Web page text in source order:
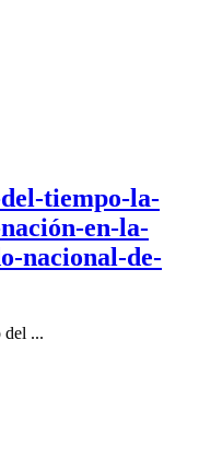
tiempo-la-
en-la-
nacional-de-
del ...